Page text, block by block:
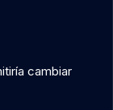
cambiar